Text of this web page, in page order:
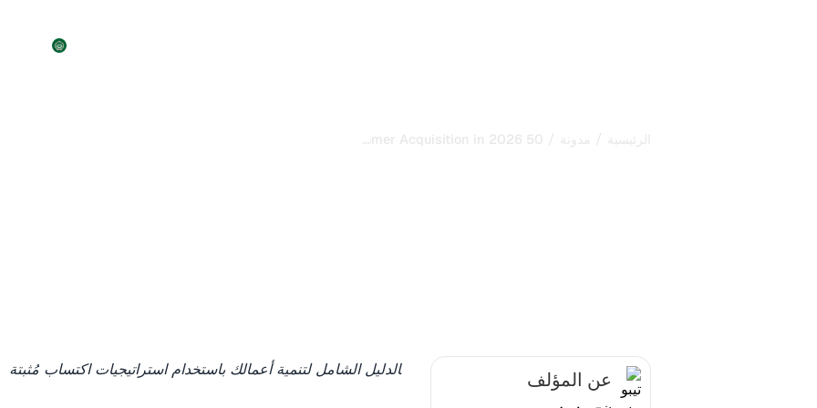
الرئيسية / مدونة /
50 Best Channels for Customer Acquisition in 2026
...
عن المؤلف
الدليل الشامل لتنمية أعمالك باستخدام استراتيجيات اكتساب مُثبتة